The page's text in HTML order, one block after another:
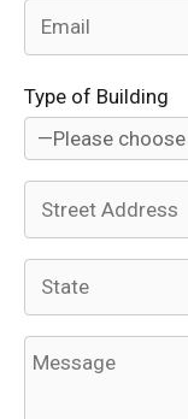
Type of Building